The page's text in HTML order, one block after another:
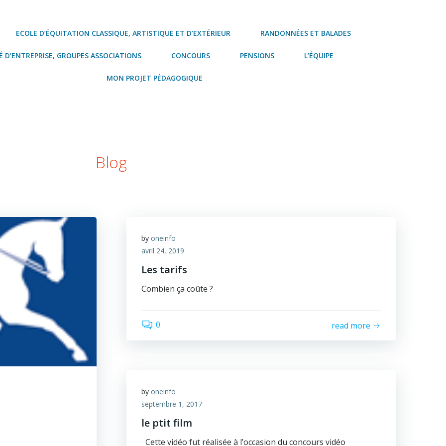
ECOLE D’ÉQUITATION CLASSIQUE, ARTISTIQUE ET D’EXTÉRIEUR RANDONNÉES ET BALADES
D’ENTREPRISE, GROUPES ASSOCIATIONS CONCOURS PENSIONS L’ÉQUIPE
MON PROJET PÉDAGOGIQUE
Blog
by oneinfo
avril 24, 2019
Les tarifs
Combien ça coûte ?
0 read more
by oneinfo
septembre 1, 2017
le ptit film
Cette vidéo fut réalisée à l’occasion du concours vidéo